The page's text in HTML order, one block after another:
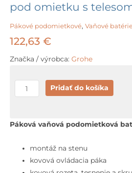
pod omietku s
Pákové podomietkové, Vaňové
122,63 €
Značka / výrobca: Grohe
množstvo
Grohe
Start
batéria
pod
omietku
Pridať do košíka
Páková vaňová podomietková
montáž na stenu
kovová ovládacia páka